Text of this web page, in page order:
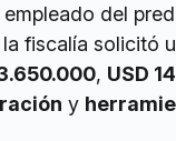
del
fiscalía solicitó
, USD
y